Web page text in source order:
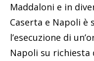
Maddaloni e in
Caserta e Napoli è
l’esecuzione di
Napoli su richiesta